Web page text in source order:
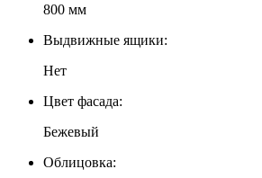
800 мм
Выдвижные ящики:
Нет
Цвет фасада:
Бежевый
Облицовка: